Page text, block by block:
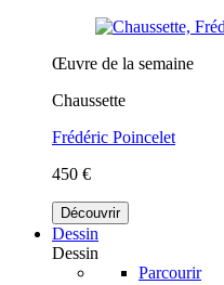
Œuvre de la semaine
Chaussette
Frédéric Poincelet
450 €
Découvrir
Dessin
Dessin
Parcourir